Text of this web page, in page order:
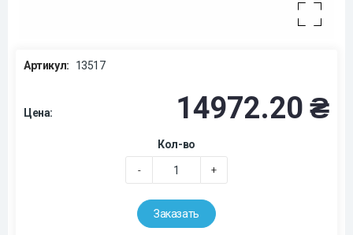
Артикул: 13517
Цена: 14972.20 ₴
Кол-во
- +
Заказать